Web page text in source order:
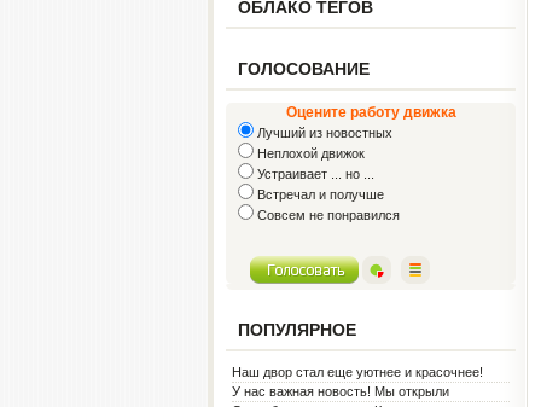
ОБЛАКО ТЕГОВ
ГОЛОСОВАНИЕ
Оцените работу движка
Лучший из новостных
Неплохой движок
Устраивает ... но ...
Встречал и получше
Совсем не понравился
ПОПУЛЯРНОЕ
Наш двор стал еще уютнее и красочнее!
У нас важная новость! Мы открыли